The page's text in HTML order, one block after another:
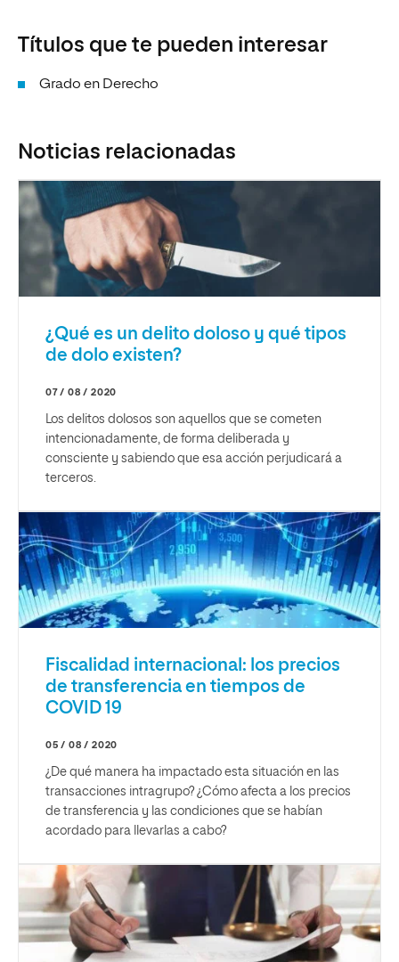
Títulos que te pueden interesar
Grado en Derecho
Noticias relacionadas
¿Qué es un delito doloso y qué tipos
de dolo existen?
07 / 08 / 2020
Los delitos dolosos son aquellos que se cometen
intencionadamente, de forma deliberada y
consciente y sabiendo que esa acción perjudicará a
terceros.
Fiscalidad internacional: los precios
de transferencia en tiempos de
COVID 19
05 / 08 / 2020
¿De qué manera ha impactado esta situación en las
transacciones intragrupo? ¿Cómo afecta a los precios
de transferencia y las condiciones que se habían
acordado para llevarlas a cabo?